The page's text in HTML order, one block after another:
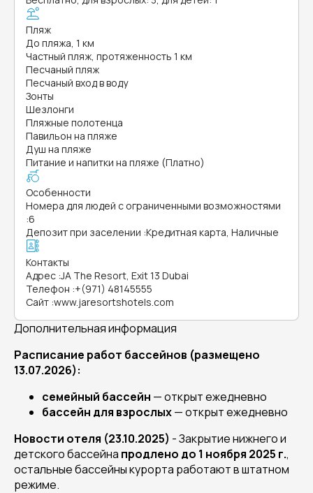
Пляж
До пляжа, 1 км
Частный пляж, протяженность 1 км
Песчаный пляж
Песчаный вход в воду
Зонты
Шезлонги
Пляжные полотенца
Павильон на пляже
Душ на пляже
Питание и напитки на пляже (Платно)
Особенности
Номера для людей с ограниченными возможностями
:6
Депозит при заселении :Кредитная карта, Наличные
Контакты
Адрес :JA The Resort, Exit 13 Dubai
Телефон :+(971) 48145555
Сайт :www.jaresortshotels.com
Дополнительная информация
Расписание работ бассейнов (размещено
13.07.2026):
семейный бассейн — открыт ежедневно
бассейн для взрослых— открыт ежедневно
Новости отеля (23.10.2025) - Закрытие нижнего и
детского бассейна продлено до 1 ноября 2025 г.,
остальные бассейны курорта работают в штатном
режиме.